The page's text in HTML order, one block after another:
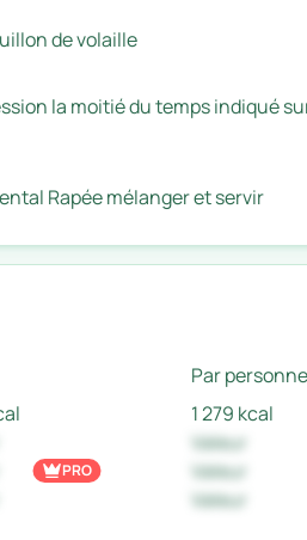
de volaille
la moitié du temps indiqué
Rapée mélanger et servir
Par personne
1 279 kcal
Valeur
Valeur
Valeur
PRO